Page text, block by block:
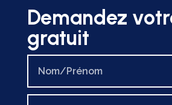
Demandez
gratuit